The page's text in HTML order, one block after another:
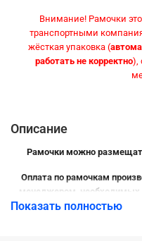
Внимание! Рамочки
транспортными
жёсткая упаковка (
работать не корректно),
Описание
Рамочки можно
Оплата по рамочкам
менеджером, необходимых
Показать полностью